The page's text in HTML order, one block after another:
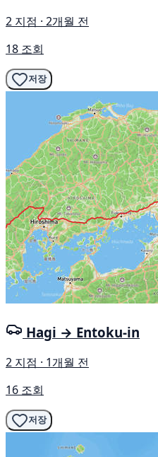
2 지점 · 2개월 전
18 조회
저장
Hagi → Entoku-in
2 지점 · 1개월 전
16 조회
저장